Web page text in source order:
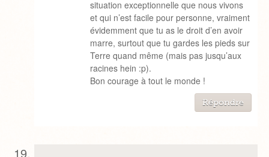
situation exceptionnelle que nous vivons
et qui n’est facile pour personne, vraiment
évidemment que tu as le droit d’en avoir
marre, surtout que tu gardes les pieds sur
Terre quand même (mais pas jusqu’aux
racines hein :p).
Bon courage à tout le monde !
Répondre